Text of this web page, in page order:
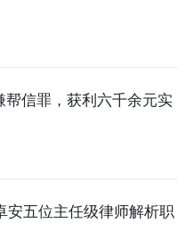
信罪，获利六千余元实
五位主任级律师解析职